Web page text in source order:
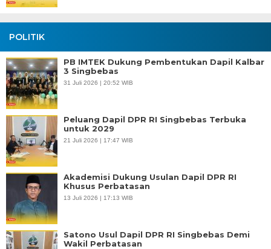
POLITIK
PB IMTEK Dukung Pembentukan Dapil Kalbar
3 Singbebas
31 Juli 2026 | 20:52 WIB
Peluang Dapil DPR RI Singbebas Terbuka
untuk 2029
21 Juli 2026 | 17:47 WIB
Akademisi Dukung Usulan Dapil DPR RI
Khusus Perbatasan
13 Juli 2026 | 17:13 WIB
Satono Usul Dapil DPR RI Singbebas Demi
Wakil Perbatasan